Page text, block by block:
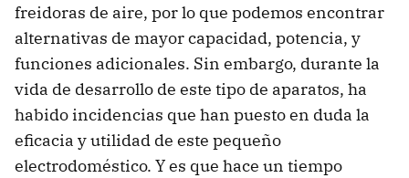
freidoras de aire, por lo que podemos encontrar
alternativas de mayor capacidad, potencia, y
funciones adicionales. Sin embargo, durante la
vida de desarrollo de este tipo de aparatos, ha
habido incidencias que han puesto en duda la
eficacia y utilidad de este pequeño
electrodoméstico. Y es que hace un tiempo